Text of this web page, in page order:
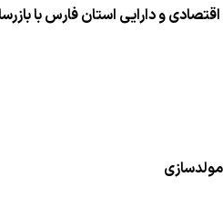
و دارایی استان فارس با